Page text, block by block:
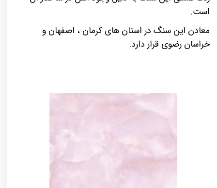
است.
معادن این سنگ در استان های کرمان ، اصفهان و
خراسان رضوی قرار دارد.